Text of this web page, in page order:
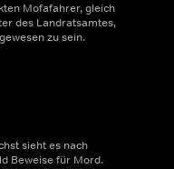
Mofafahrer, gleich
des Landratsamtes,
zu sein.
sieht es nach
Beweise für Mord.